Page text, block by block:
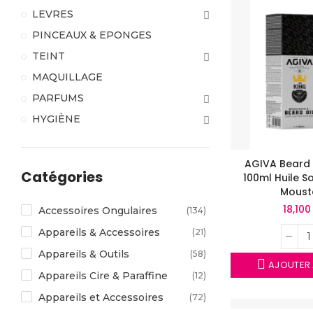
AGIVA
100ml Huile
AJOUTER
LEVRES
PINCEAUX & EPONGES
TEINT
MAQUILLAGE
PARFUMS
HYGIÈNE
Catégories
Accessoires Ongulaires (134)
Appareils & Accessoires (21)
Appareils & Outils (58)
Appareils Cire & Paraffine (12)
Appareils et Accessoires (72)